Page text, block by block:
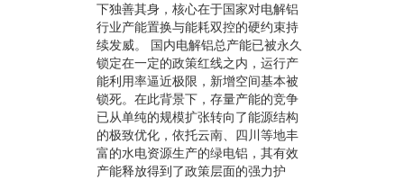
下独善其身，核心在于国家对电解铝
行业产能置换与能耗双控的硬约束持
续发威。 国内电解铝总产能已被永久
锁定在一定的政策红线之内，运行产
能利用率逼近极限，新增空间基本被
锁死。在此背景下，存量产能的竞争
已从单纯的规模扩张转向了能源结构
的极致优化，依托云南、四川等地丰
富的水电资源生产的绿电铝，其有效
产能释放得到了政策层面的强力护